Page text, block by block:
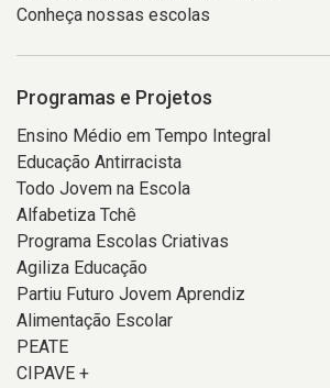
Conheça nossas escolas
Programas e Projetos
Ensino Médio em Tempo Integral
Educação Antirracista
Todo Jovem na Escola
Alfabetiza Tchê
Programa Escolas Criativas
Agiliza Educação
Partiu Futuro Jovem Aprendiz
Alimentação Escolar
PEATE
CIPAVE +